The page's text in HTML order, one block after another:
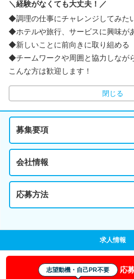
＼経験がなくても大丈夫！／
◆調理の仕事にチャレンジしてみた
◆ホテルや旅行、サービスに興味が
◆新しいことに前向きに取り組める
◆チームワークや周囲と協力しなが
こんな方は歓迎します！
閉じる
募集要項
会社情報
応募方法
求人情報
志望動機・自己PR不要 応